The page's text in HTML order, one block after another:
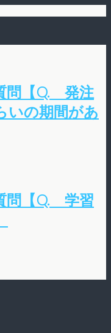
問【Q. 発注
いの期間があ
問【Q. 学習